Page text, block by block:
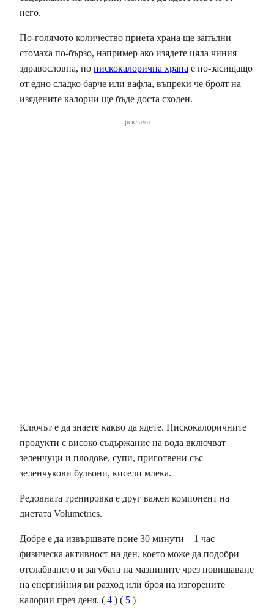
него.
По-голямото количество приета храна ще запълни
стомаха по-бързо, например ако изядете цяла чиния
здравословна, но нискокалорична храна е по-засищащо
от едно сладко барче или вафла, въпреки че броят на
изядените калории ще бъде доста сходен.
реклама
Ключът е да знаете какво да ядете. Нискокалоричните
продукти с високо съдържание на вода включват
зеленчуци и плодове, супи, приготвени със
зеленчукови бульони, кисели млека.
Редовната тренировка е друг важен компонент на
диетата Volumetrics.
Добре е да извършвате поне 30 минути – 1 час
физическа активност на ден, което може да подобри
отслабването и загубата на мазнините чрез повишаване
на енергийния ви разход или броя на изгорените
калории през деня. ( 4 ) ( 5 )